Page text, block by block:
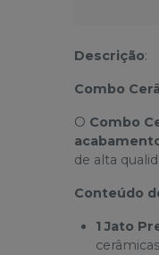
Descrição:
Combo
O Combo
de alta
Conteúdo
1 Jato